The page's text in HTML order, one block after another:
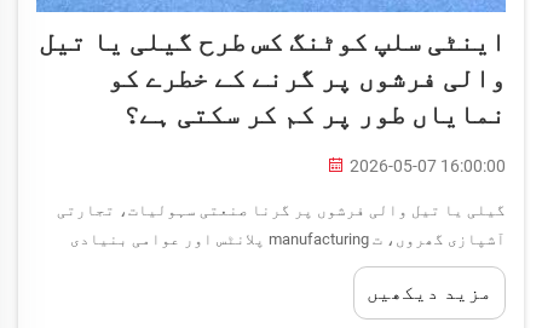
اینٹی سلپ کوٹنگ کس طرح گیلی یا تیل
والی فرشوں پر گرنے کے خطرے کو
نمایاں طور پر کم کر سکتی ہے؟
2026-05-07 16:00:00
گیلی یا تیل والی فرشوں پر گرنا صنعتی سہولیات، تجارتی
آشپازی گھروں، ت manufacturing پلانٹس اور عوامی بنیادی
ڈھانچے میں کام کے مقام پر زخمی ہونے، ذمہ داری کے دعوؤں
اور آپریشنل خرابیوں کی ایک اہم وجوہات میں سے ایک ہے۔ جب
مزید دیکھیں